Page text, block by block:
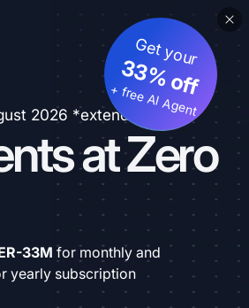
2026 *extended
at Zero
Get your
33% off
+ free AI Agent
33M for monthly and
yearly subscription